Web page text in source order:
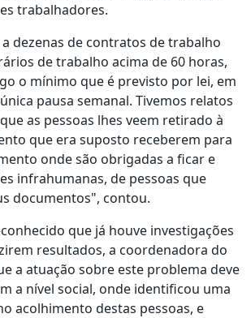
trabalhadores.
dezenas de contratos de trabalho
de trabalho acima de 60 horas,
o mínimo que é previsto por lei, em
pausa semanal. Tivemos relatos
as pessoas lhes veem retirado à
que era suposto receberem para
onde são obrigadas a ficar e
infrahumanas, de pessoas que
documentos", contou.
que já houve investigações
resultados, a coordenadora do
a atuação sobre este problema deve
a nível social, onde identificou uma
acolhimento destas pessoas, e